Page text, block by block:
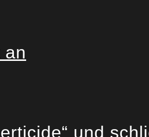
an
und